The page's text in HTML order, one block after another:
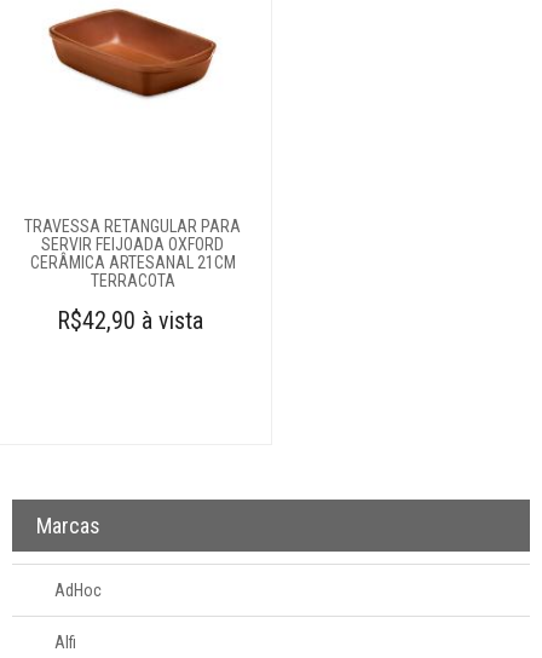
TRAVESSA RETANGULAR PARA
SERVIR FEIJOADA OXFORD
CERÂMICA ARTESANAL 21CM
TERRACOTA
R$42,90 à vista
Marcas
AdHoc
Alfi